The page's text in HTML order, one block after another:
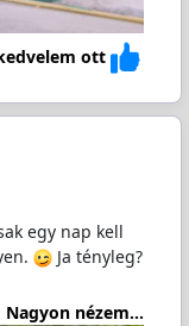
ott
egy nap kell
Ja tényleg?
Nagyon nézem...